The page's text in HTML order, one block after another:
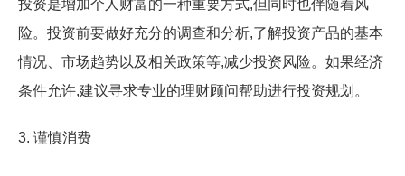
投资是增加个人财富的一种重要方式,但同时也伴随着风
险。投资前要做好充分的调查和分析,了解投资产品的基本
情况、市场趋势以及相关政策等,减少投资风险。如果经济
条件允许,建议寻求专业的理财顾问帮助进行投资规划。
3. 谨慎消费